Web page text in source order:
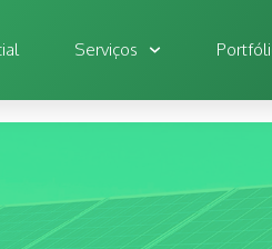
Serviços